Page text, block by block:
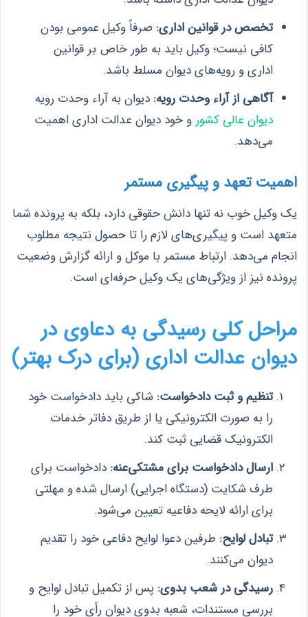
تخصص در قوانین اداری: صرفاً وکیل عمومی بودن
کافی نیست؛ وکیل باید به طور خاص بر قوانین
اداری و رویه‌های دیوان مسلط باشد.
آگاهی از آراء وحدت رویه: دیوان به آراء وحدت رویه
دیوان عالی کشور و خود دیوان عدالت اداری اهمیت
می‌دهد.
اهمیت تعهد و پیگیری مستمر
یک وکیل خوب نه تنها دانش حقوقی دارد، بلکه به پرونده شما
متعهد است و پیگیری‌های لازم را تا حصول نتیجه مطلوب
انجام می‌دهد. ارتباط مستمر با موکل و ارائه گزارش وضعیت
پرونده نیز از ویژگی‌های یک وکیل حرفه‌ای است.
مراحل کلی رسیدگی به دعاوی در
دیوان عدالت اداری (برای درک بهتر)
تنظیم و ثبت دادخواست: شاکی باید دادخواست خود
را به صورت الکترونیکی یا از طریق دفاتر خدمات
الکترونیک قضایی ثبت کند.
ارسال دادخواست برای مشتکی‌عنه: دادخواست برای
طرف شکایت (دستگاه اجرایی) ارسال شده و مهلتی
برای ارائه لایحه دفاعیه تعیین می‌شود.
تبادل لوایح: طرفین دعوا لوایح دفاعی خود را تقدیم
دیوان می‌کنند.
رسیدگی در شعب بدوی: پس از تکمیل تبادل لوایح و
بررسی مستندات، شعبه بدوی دیوان رأی خود را